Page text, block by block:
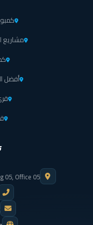
ماكينات الصرف
الجديدة تيتح
المساحات
وقضاء وقت وسط
العلمين الجديدة
تواجد احتياطي
يتم إدارة وتشغيل
التي تقلل من
وسهلة تواكب
مشاريع
أفضل
05, Office 05